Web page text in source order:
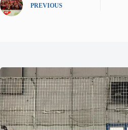
PREVIOUS